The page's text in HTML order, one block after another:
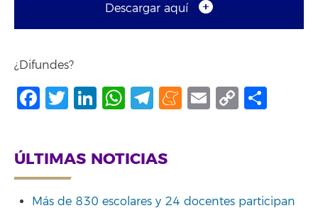
Descargar aquí
¿Difundes?
Facebook
Twitter
LinkedIn
WhatsApp
Telegram
Meneame
Email
Copy
ÚLTIMAS NOTICIAS
Más de 830 escolares y 24 docentes participan